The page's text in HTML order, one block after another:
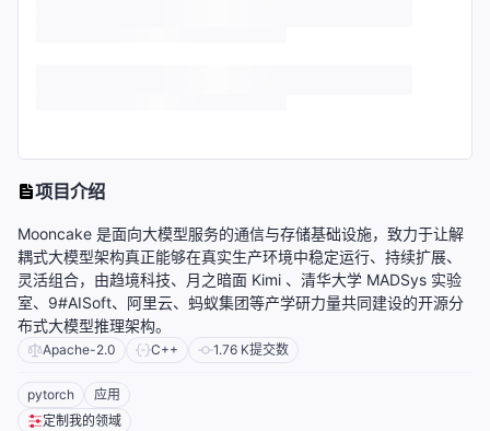
项目介绍
Mooncake 是面向大模型服务的通信与存储基础设施，致力于让解
耦式大模型架构真正能够在真实生产环境中稳定运行、持续扩展、
灵活组合，由趋境科技、月之暗面 Kimi 、清华大学 MADSys 实验
室、9#AISoft、阿里云、蚂蚁集团等产学研力量共同建设的开源分
布式大模型推理架构。
Apache-2.0 C++ 1.76 K提交数
pytorch
应用
定制我的领域